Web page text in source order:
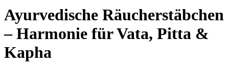
Ayurvedische Räucherstäbchen
– Harmonie für Vata, Pitta &
Kapha